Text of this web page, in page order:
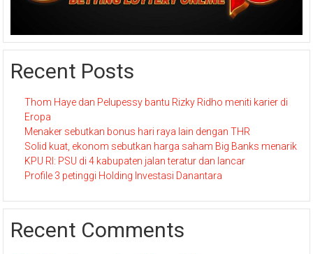
Recent Posts
Thom Haye dan Pelupessy bantu Rizky Ridho meniti karier di
Eropa
Menaker sebutkan bonus hari raya lain dengan THR
Solid kuat, ekonom sebutkan harga saham Big Banks menarik
KPU RI: PSU di 4 kabupaten jalan teratur dan lancar
Profile 3 petinggi Holding Investasi Danantara
Recent Comments